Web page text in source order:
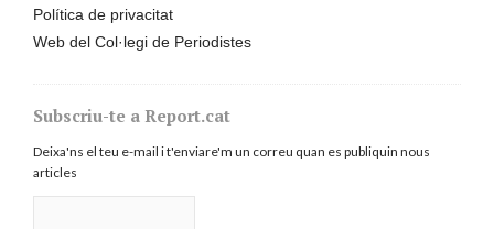
Política de privacitat
Web del Col·legi de Periodistes
Subscriu-te a Report.cat
Deixa'ns el teu e-mail i t'enviare'm un correu quan es publiquin nous
articles